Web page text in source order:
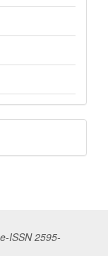
ISSN 2595-